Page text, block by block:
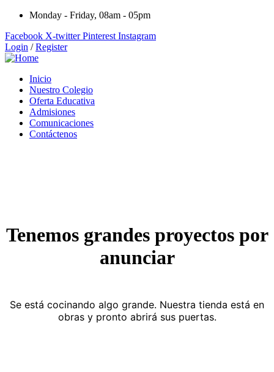
Monday - Friday, 08am - 05pm
Facebook X-twitter Pinterest Instagram
Login / Register
Inicio
Nuestro Colegio
Oferta Educativa
Admisiones
Comunicaciones
Contáctenos
Tenemos grandes proyectos por
anunciar
Se está cocinando algo grande. Nuestra tienda está en
obras y pronto abrirá sus puertas.